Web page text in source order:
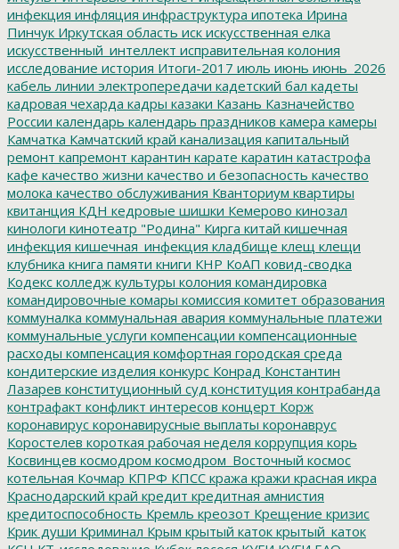
инфекция инфляция инфраструктура ипотека Ирина
Пинчук Иркутская область иск искусственная елка
искусственный_интеллект исправительная колония
исследование история Итоги-2017 июль июнь июнь_2026
кабель линии электропередачи кадетский бал кадеты
кадровая чехарда кадры казаки Казань Казначейство
России календарь календарь праздников камера камеры
Камчатка Камчатский край канализация капитальный
ремонт капремонт карантин карате каратин катастрофа
кафе качество жизни качество и безопасность качество
молока качество обслуживания Кванториум квартиры
квитанция КДН кедровые шишки Кемерово кинозал
кинологи кинотеатр "Родина" Кирга китай кишечная
инфекция кишечная_инфекция кладбище клещ клещи
клубника книга памяти книги КНР КоАП ковид-сводка
Кодекс колледж культуры колония командировка
командировочные комары комиссия комитет образования
коммуналка коммунальная авария коммунальные платежи
коммунальные услуги компенсации компенсационные
расходы компенсация комфортная городская среда
кондитерские изделия конкурс Конрад Константин
Лазарев конституционный суд конституция контрабанда
контрафакт конфликт интересов концерт Корж
коронавирус коронавирусные выплаты коронаврус
Коростелев короткая рабочая неделя коррупция корь
Косвинцев космодром космодром_Восточный космос
котельная Кочмар КПРФ КПСС кража кражи красная икра
Краснодарский край кредит кредитная амнистия
кредитоспособность Кремль креозот Крещение кризис
Крик души Криминал Крым крытый каток крытый_каток